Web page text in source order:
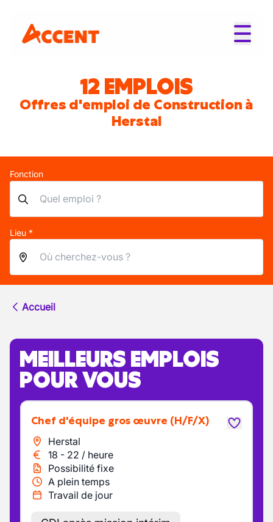
12 EMPLOIS
Offres d'emploi de Construction à
Herstal
Fonction
Lieu *
Accueil
MEILLEURS EMPLOIS
POUR VOUS
Chef d'équipe gros œuvre (H/F/X)
Herstal
18 - 22 / heure
Possibilité fixe
A plein temps
Travail de jour